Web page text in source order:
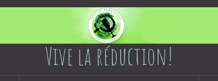
Vive la réduction!